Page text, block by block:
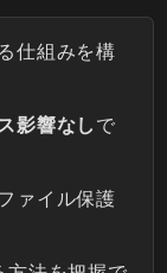
仕組みを構
影響なしで
ァイル保護